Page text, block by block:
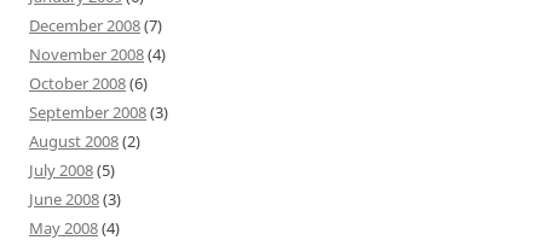
December 2008(7)
November 2008(4)
October 2008(6)
September 2008(3)
August 2008(2)
July 2008(5)
June 2008(3)
May 2008(4)